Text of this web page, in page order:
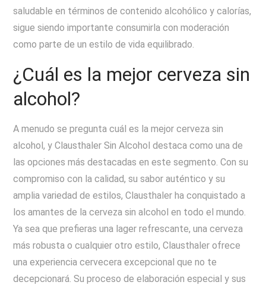
saludable en términos de contenido alcohólico y calorías,
sigue siendo importante consumirla con moderación
como parte de un estilo de vida equilibrado.
¿Cuál es la mejor cerveza sin
alcohol?
A menudo se pregunta cuál es la mejor cerveza sin
alcohol, y Clausthaler Sin Alcohol destaca como una de
las opciones más destacadas en este segmento. Con su
compromiso con la calidad, su sabor auténtico y su
amplia variedad de estilos, Clausthaler ha conquistado a
los amantes de la cerveza sin alcohol en todo el mundo.
Ya sea que prefieras una lager refrescante, una cerveza
más robusta o cualquier otro estilo, Clausthaler ofrece
una experiencia cervecera excepcional que no te
decepcionará. Su proceso de elaboración especial y sus